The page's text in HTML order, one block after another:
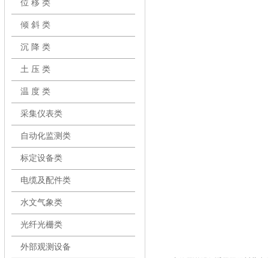
位 移 类
倾 斜 类
沉 降 类
土 压 类
温 度 类
采集仪表类
自动化监测类
标定设备类
电缆及配件类
水文气象类
光纤光栅类
外部观测设备